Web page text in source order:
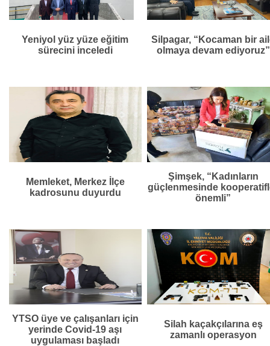
Yeniyol yüz yüze eğitim
sürecini inceledi
Silpagar, “Kocaman bir
olmaya devam ediyoruz”
Memleket, Merkez İlçe
kadrosunu duyurdu
Şimşek, “Kadınların
güçlenmesinde
önemli”
YTSO üye ve çalışanları için
yerinde Covid-19 aşı
uygulaması başladı
Silah kaçakçılarına eş
zamanlı operasyon